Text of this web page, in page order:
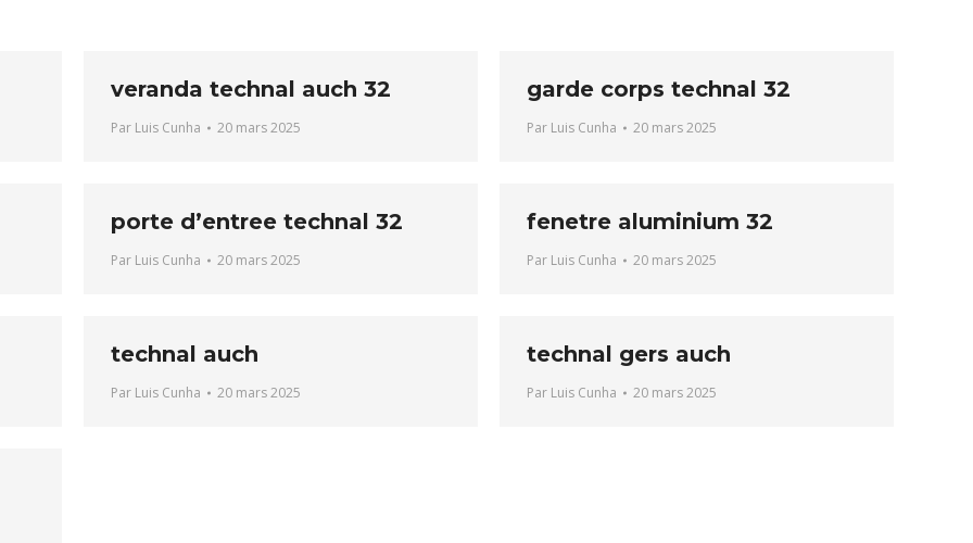
veranda technal auch 32
Par Luis Cunha 20 mars 2025
garde corps technal 32
Par Luis Cunha 20 mars 2025
porte d’entree technal 32
Par Luis Cunha 20 mars 2025
fenetre aluminium 32
Par Luis Cunha 20 mars 2025
technal auch
Par Luis Cunha 20 mars 2025
technal gers auch
Par Luis Cunha 20 mars 2025